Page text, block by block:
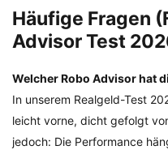
Häufige Fragen
Advisor Test
Welcher Robo Advisor hat
In unserem Realgeld-Test
leicht vorne, dicht gefolgt
jedoch: Die Performance